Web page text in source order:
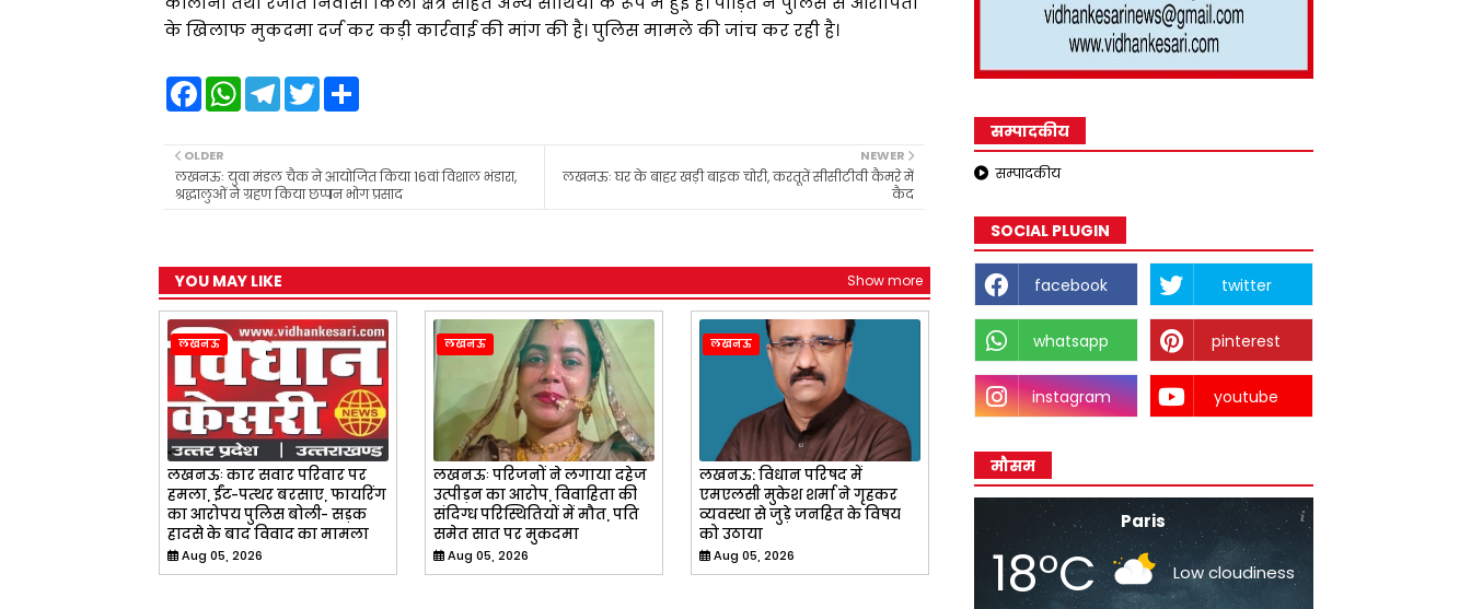
के खिलाफ मुकदमा दर्ज कर कड़ी कार्रवाई की मांग की है। पुलिस मामले की जांच कर रही है।
F
a
b
o
o
k
W
A
p
T
e
r
a
T
e
r
S
NEWER
लखनऊः घर के बाहर खड़ी बाइक चोरी, करतूतें सीसीटीवी कैमरे में
कैद
OLDER
लखनऊः युवा मंडल चैक ने आयोजित किया 16वां विशाल भंडारा,
श्रद्धालुओं ने ग्रहण किया छप्पन भोग प्रसाद
YOU MAY LIKE Show more
लखनऊ
लखनऊः कार सवार परिवार पर
हमला, ईंट-पत्थर बरसाए, फायरिंग
का आरोपय पुलिस बोली- सड़क
हादसे के बाद विवाद का मामला
Aug 05, 2026
लखनऊ
लखनऊः परिजनों ने लगाया दहेज
उत्पीड़न का आरोप, विवाहिता की
संदिग्ध परिस्थितियों में मौत, पति
समेत सात पर मुकदमा
Aug 05, 2026
लखनऊ
लखनऊ: विधान परिषद में
एमएलसी मुकेश शर्मा ने गृहकर
व्यवस्था से जुड़े जनहित के विषय
को उठाया
Aug 05, 2026
सम्पादकीय
सम्पादकीय
SOCIAL PLUGIN
facebook twitter
whatsapp pinterest
instagram youtube
मौसम
Paris
18°C Low cloudiness